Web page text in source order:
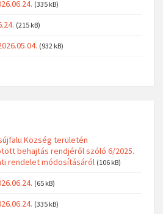
(335 kB)
(215 kB)
(932 kB)
Község területén
behajtás rendjéről szóló 6/2025.
rendelet módosításáról (106 kB)
(65 kB)
(335 kB)